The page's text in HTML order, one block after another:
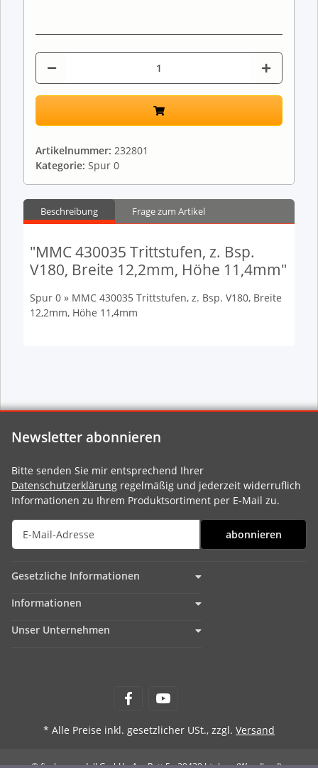
Artikelnummer: 232801
Kategorie: Spur 0
Beschreibung Frage zum Artikel
"MMC 430035 Trittstufen, z. Bsp.
V180, Breite 12,2mm, Höhe 11,4mm"
Spur 0 » MMC 430035 Trittstufen, z. Bsp. V180, Breite
12,2mm, Höhe 11,4mm
Newsletter abonnieren
Bitte senden Sie mir entsprechend Ihrer
Datenschutzerklärung regelmäßig und jederzeit widerruflich
Informationen zu Ihrem Produktsortiment per E-Mail zu.
abonnieren
Gesetzliche Informationen
Informationen
Unser Unternehmen
* Alle Preise inkl. gesetzlicher USt., zzgl. Versand